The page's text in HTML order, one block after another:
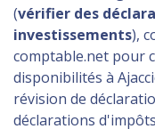
(vérifier des
investissements),
comptable.net pour
disponibilités à
révision de
déclarations